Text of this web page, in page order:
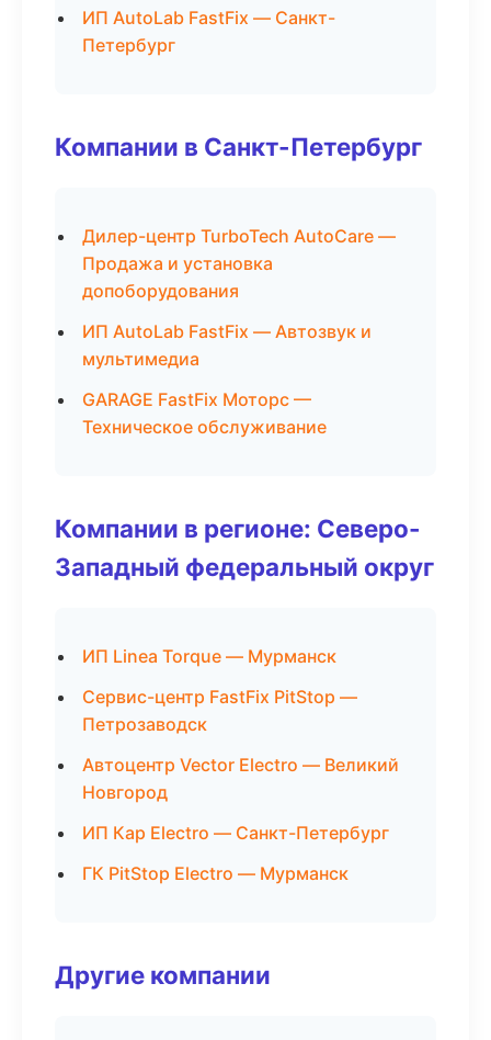
ИП AutoLab FastFix — Санкт-
Петербург
Компании в Санкт-Петербург
Дилер-центр TurboTech AutoCare —
Продажа и установка
допоборудования
ИП AutoLab FastFix — Автозвук и
мультимедиа
GARAGE FastFix Моторс —
Техническое обслуживание
Компании в регионе: Северо-
Западный федеральный округ
ИП Linea Torque — Мурманск
Сервис-центр FastFix PitStop —
Петрозаводск
Автоцентр Vector Electro — Великий
Новгород
ИП Кар Electro — Санкт-Петербург
ГК PitStop Electro — Мурманск
Другие компании